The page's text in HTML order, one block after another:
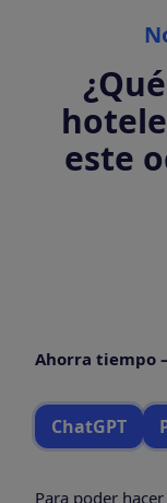
este
Ahorra tiempo
ChatGPT
Para poder